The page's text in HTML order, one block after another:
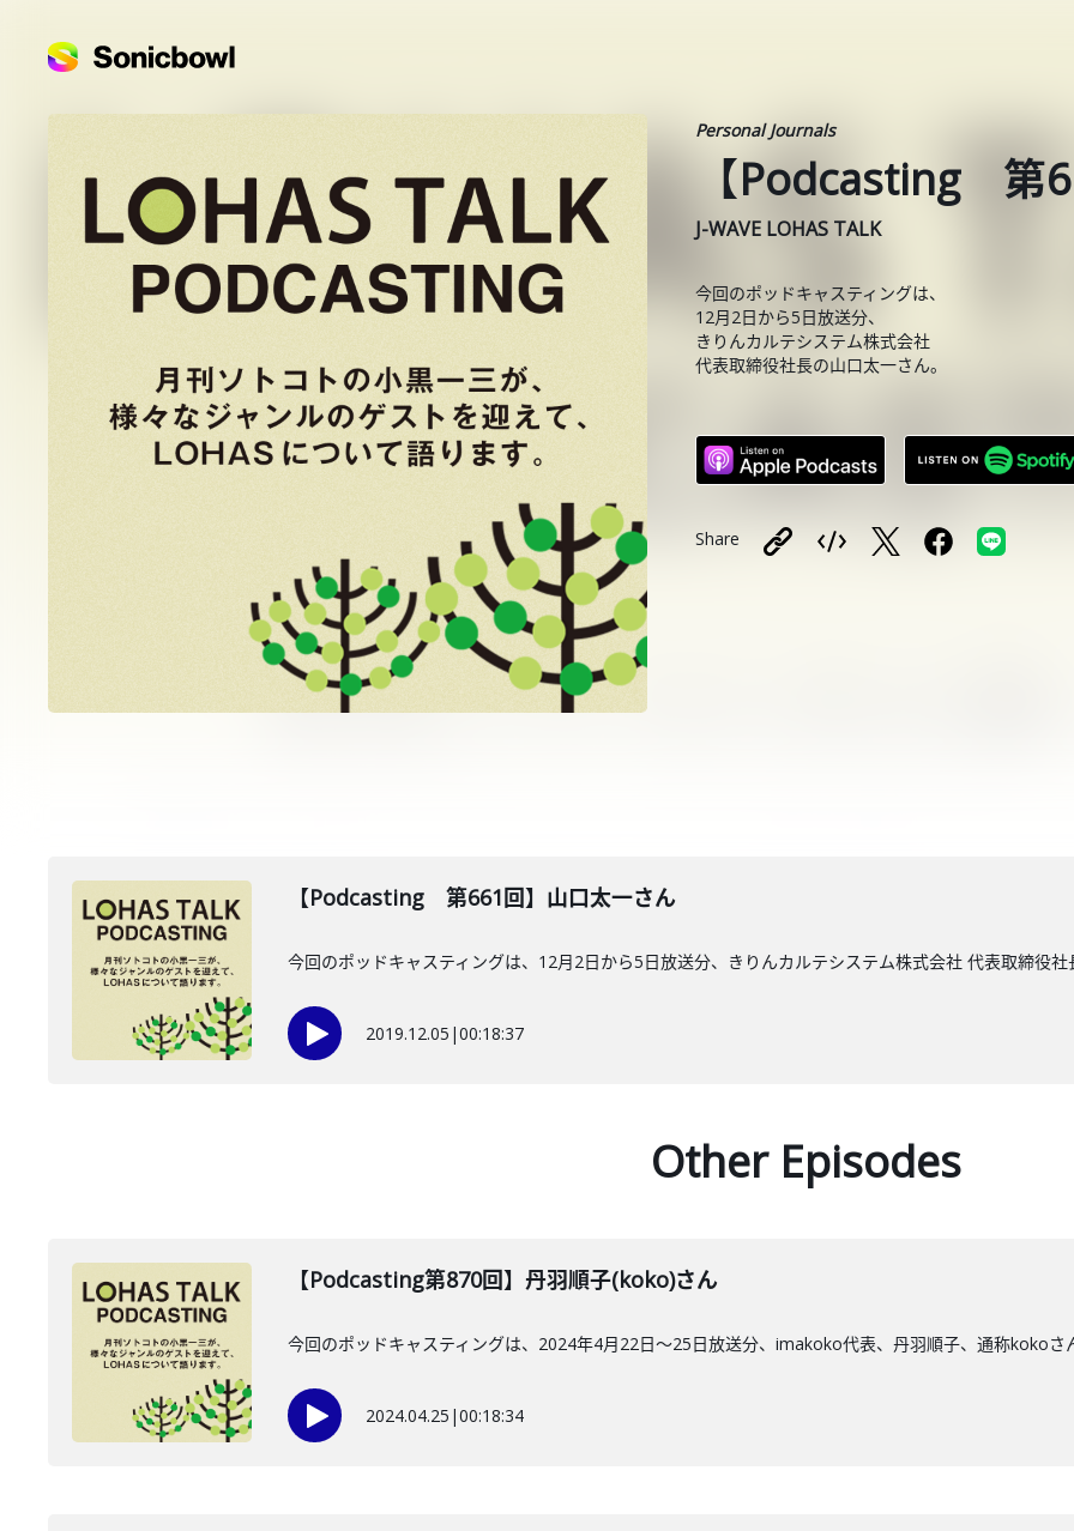
Personal Journals
【Podcasting 第
J-WAVE LOHAS TALK
今回のポッドキャスティングは、
12月2日から5日放送分、
きりんカルテシステム株式会社
代表取締役社長の山口太一さん。
Share
【Podcasting 第661回】山口太一さん
今回のポッドキャスティングは、12月2日から5日放送分、きりんカルテシステム株式会社 代表取締役
2019.12.05 |00:18:37
Other Episodes
【Podcasting第870回】丹羽順子(koko)さん
今回のポッドキャスティングは、2024年4月22日～25日放送分、imakoko代表、丹羽順子、通称kokoさ
2024.04.25 |00:18:34